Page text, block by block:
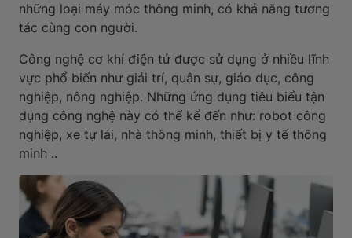
những loại máy móc thông minh, có khả năng tương
tác cùng con người.
Công nghệ cơ khí điện tử được sử dụng ở nhiều lĩnh
vực phổ biến như giải trí, quân sự, giáo dục, công
nghiệp, nông nghiệp. Những ứng dụng tiêu biểu tận
dụng công nghệ này có thể kể đến như: robot công
nghiệp, xe tự lái, nhà thông minh, thiết bị y tế thông
minh ..